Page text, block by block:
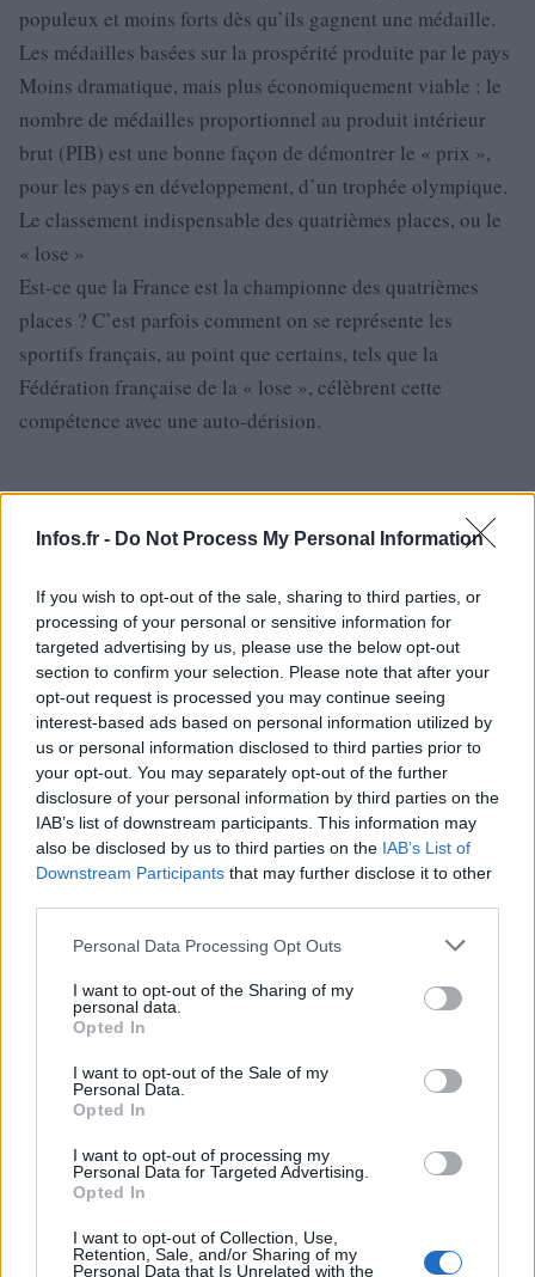
Infos.fr - Do Not Process My Personal Information
If you wish to opt-out of the sale, sharing to third parties, or
processing of your personal or sensitive information for
targeted advertising by us, please use the below opt-out
section to confirm your selection. Please note that after your
opt-out request is processed you may continue seeing
interest-based ads based on personal information utilized by
us or personal information disclosed to third parties prior to
your opt-out. You may separately opt-out of the further
disclosure of your personal information by third parties on the
IAB’s list of downstream participants. This information may
also be disclosed by us to third parties on the IAB’s List of
Downstream Participants that may further disclose it to other
Please note that this website/app uses one or more Google
not limited to your visit or usage behaviour. You may click to
grant or deny consent to Google and its third-party tags to
use your data for below specified purposes in below Google
consent section.
Personal Data Processing Opt Outs
I want to opt-out of the Sharing of my
personal data.
Opted In
I want to opt-out of the Sale of my
Personal Data.
Opted In
I want to opt-out of processing my
Personal Data for Targeted Advertising.
Opted In
I want to opt-out of Collection, Use,
Retention, Sale, and/or Sharing of my
Personal Data that Is Unrelated with the
populeux et moins forts dès qu’ils gagnent une médaille.
Les médailles basées sur la prospérité produite par le pays
Moins dramatique, mais plus économiquement viable : le
nombre de médailles proportionnel au produit intérieur
brut (PIB) est une bonne façon de démontrer le « prix »,
pour les pays en développement, d’un trophée olympique.
Le classement indispensable des quatrièmes places, ou le
« lose »
Est-ce que la France est la championne des quatrièmes
places ? C’est parfois comment on se représente les
sportifs français, au point que certains, tels que la
Fédération française de la « lose », célèbrent cette
compétence avec une auto-dérision.
Malgré qu’elle soit souvent située juste avant la troisième
place dans le classement des pays, la France est loin d’être
le leader lorsqu’on compare le nombre de quatrièmes
positions qu’elle a obtenues par rapport aux médailles
qu’elle a réellement gagnées. Participer
AUTEUR
Infos Rédaction